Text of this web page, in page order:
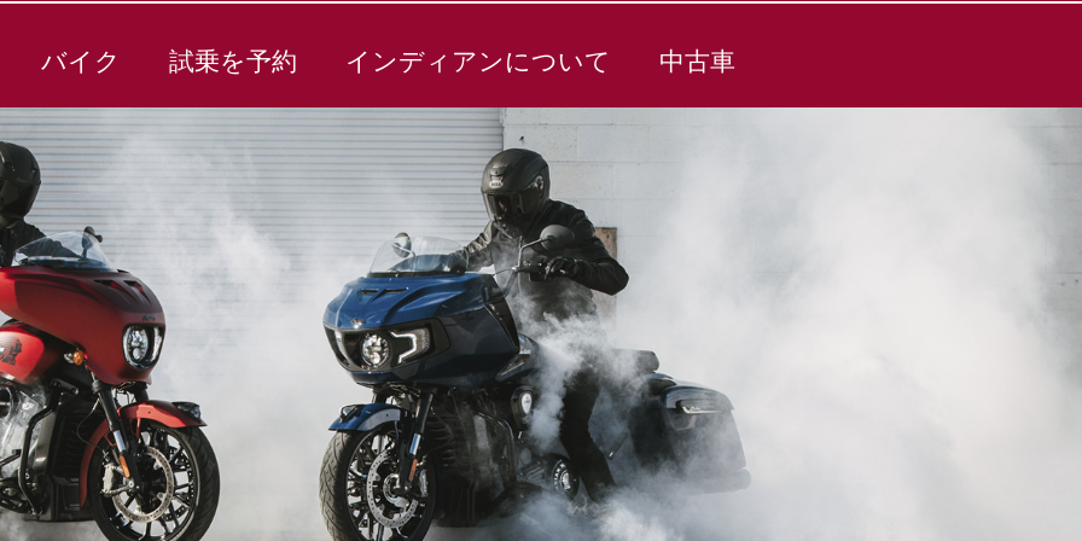
バイク 試乗を予約 インディアンについて 中古車